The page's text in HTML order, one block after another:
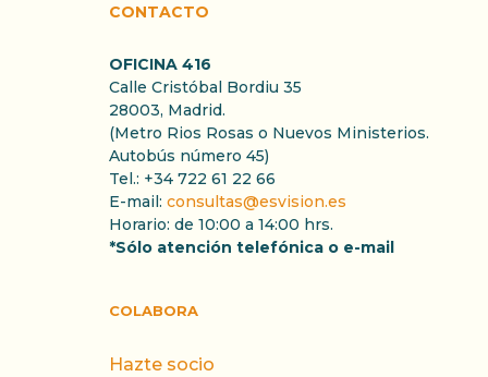
CONTACTO
OFICINA 416
Calle Cristóbal Bordiu 35
28003, Madrid.
(Metro Rios Rosas o Nuevos Ministerios.
Autobús número 45)
Tel.: +34 722 61 22 66
E-mail: consultas@esvision.es
Horario: de 10:00 a 14:00 hrs.
*Sólo atención telefónica o e-mail
COLABORA
Hazte socio